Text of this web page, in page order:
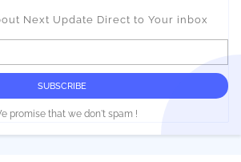
Next Update Direct to Your inbox
promise that we don't spam !